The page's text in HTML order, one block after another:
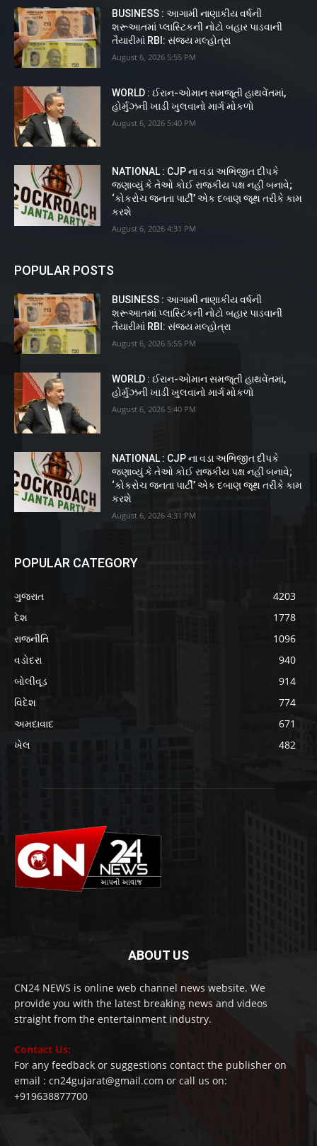
BUSINESS : આગામી નાણાકીય વર્ષની
શરૂઆતમાં પ્લાસ્ટિકની નોટો બહાર પાડવાની
તૈયારીમાં RBI: સંજય મલ્હોત્રા
August 6, 2026 5:55 PM
WORLD : ઈરાન-ઓમાન સમજૂતી હાથવેંતમાં,
હોર્મુઝની ખાડી ખુલવાનો માર્ગ મોકળો
August 6, 2026 5:40 PM
NATIONAL : CJP ના વડા અભિજીત દીપકે
જણાવ્યું કે તેઓ કોઈ રાજકીય પક્ષ નહીં બનાવે;
‘કોકરોચ જનતા પાર્ટી’ એક દબાણ જૂથ તરીકે કામ
કરશે
August 6, 2026 4:31 PM
POPULAR POSTS
BUSINESS : આગામી નાણાકીય વર્ષની
શરૂઆતમાં પ્લાસ્ટિકની નોટો બહાર પાડવાની
તૈયારીમાં RBI: સંજય મલ્હોત્રા
August 6, 2026 5:55 PM
WORLD : ઈરાન-ઓમાન સમજૂતી હાથવેંતમાં,
હોર્મુઝની ખાડી ખુલવાનો માર્ગ મોકળો
August 6, 2026 5:40 PM
NATIONAL : CJP ના વડા અભિજીત દીપકે
જણાવ્યું કે તેઓ કોઈ રાજકીય પક્ષ નહીં બનાવે;
‘કોકરોચ જનતા પાર્ટી’ એક દબાણ જૂથ તરીકે કામ
કરશે
August 6, 2026 4:31 PM
POPULAR CATEGORY
ગુજરાત
4203
દેશ
1778
રાજનીતિ
1096
વડોદરા
940
બોલીવૂડ
914
વિદેશ
774
અમદાવાદ
671
ખેલ
482
ABOUT US
CN24 NEWS is online web channel news website. We
provide you with the latest breaking news and videos
straight from the entertainment industry.
Contact Us:
For any feedback or suggestions contact the publisher on
email : cn24gujarat@gmail.com or call us on:
+919638877700